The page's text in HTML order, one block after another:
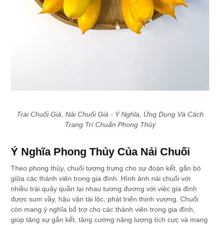
Trái Chuối Giả, Nải Chuối Giả - Ý Nghĩa, Ứng Dụng Và Cách
Trang Trí Chuẩn Phong Thủy
Ý Nghĩa Phong Thủy Của Nải Chuối
Theo phong thủy, chuối tượng trưng cho sự đoàn kế́t, gắn bó
giữa các thành viên trong gia đình. Hình ảnh nài chuối với
nhiều trái quây quần lại nhau tương đương với việc gia đình
được sum vầy, hậu vận tài lộc, phát triển thịnh vượng. Chuối
còn mang ý nghĩa bổ trợ cho các thành viên trong gia đình,
giúp tăng sự gắn kế́t, tăng cường năng lượng tích cực và mang